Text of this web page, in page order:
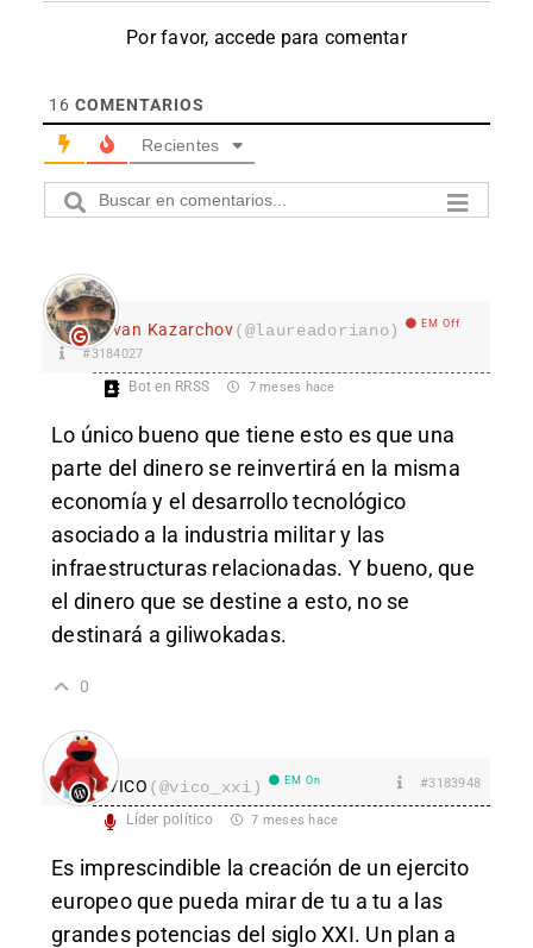
Por favor, accede para comentar
16 COMENTARIOS
Recientes
Ivan Kazarchov(@laureadoriano) EM Off
#3184027
Bot en RRSS 7 meses hace
Lo único bueno que tiene esto es que una
parte del dinero se reinvertirá en la misma
economía y el desarrollo tecnológico
asociado a la industria militar y las
infraestructuras relacionadas. Y bueno, que
el dinero que se destine a esto, no se
destinará a giliwokadas.
0
VICO (@vico_xxi) EM On #3183948
Líder político 7 meses hace
Es imprescindible la creación de un ejercito
europeo que pueda mirar de tu a tu a las
grandes potencias del siglo XXI. Un plan a